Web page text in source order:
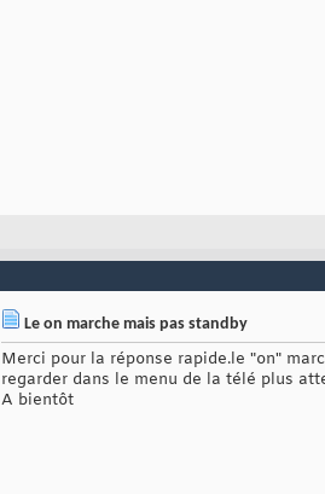
Le on marche mais pas standby
Merci pour la réponse rapide.le "on"
regarder dans le menu de la télé plus
A bientôt